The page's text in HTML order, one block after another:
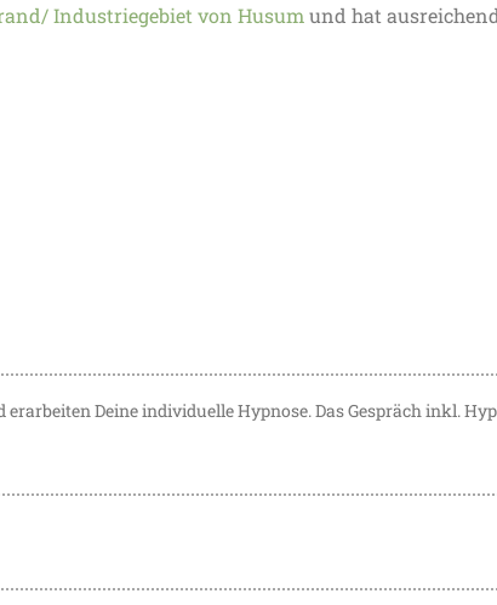
Industriegebiet von Husum und hat
Deine individuelle Hypnose. Das Gespräch inkl.